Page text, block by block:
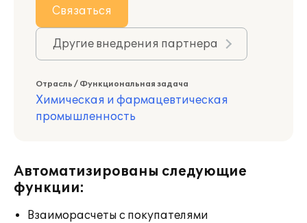
Связаться
Другие внедрения партнера
Отрасль / Функциональная задача
Химическая и фармацевтическая
промышленность
Автоматизированы следующие
функции:
Взаиморасчеты с покупателями